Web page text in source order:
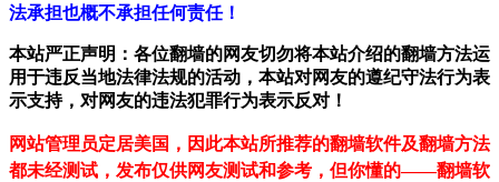
法承担也概不承担任何责任！
本站严正声明：各位翻墙的网友切勿将本站介绍的翻墙方法运
用于违反当地法律法规的活动，本站对网友的遵纪守法行为表
示支持，对网友的违法犯罪行为表示反对！
网站管理员定居美国，因此本站所推荐的翻墙软件及翻墙方法
都未经测试，发布仅供网友测试和参考，但你懂的——翻墙软